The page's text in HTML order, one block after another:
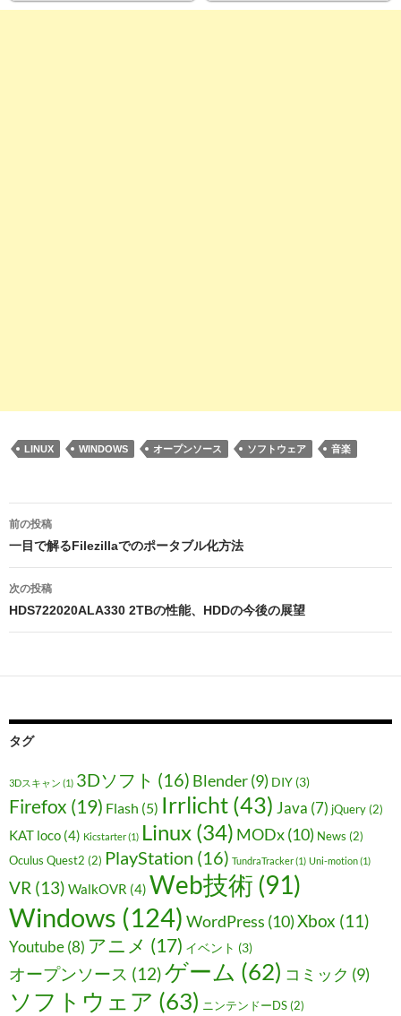
LINUX WINDOWS オープンソース ソフトウェア 音楽
投
稿
ナ
ビ
ー
ョ
前の投稿
一目で解るFilezillaでのポータブル化方法
次の投稿
HDS722020ALA330 2TBの性能、HDDの今後の展望
タグ
3Dスキャン (1) 3Dソフト (16) Blender(9) DIY (3)
Firefox (19) Flash (5) Irrlicht (43) Java (7) jQuery (2)
KAT loco (4) Kicstarter(1) Linux (34) MODx(10) News (2)
Oculus Quest2 (2) PlayStation (16) TundraTracker(1) Uni-motion(1)
VR (13) WalkOVR (4) Web技術 (91)
Windows (124) WordPress (10)Xbox (11)
Youtube(8) アニメ (17) イベント (3)
オープンソース (12)ゲーム (62) コミック (9)
ソフトウェア (63) ニンテンドーDS (2)